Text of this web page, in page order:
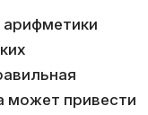
может привести